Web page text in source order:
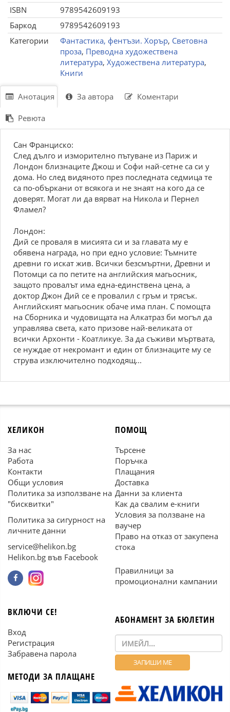
ISBN
9789542609193
Баркод
9789542609193
Категории
Фантастика, фентъзи. Хорър, Световна
проза, Преводна художествена
литература, Художествена литература,
Книги
Анотация За автора Коментари
Ревюта
Сан Франциско:
След дълго и изморително пътуване из Париж и
Лондон близнаците Джош и Софи най-сетне са си у
дома. Но след видяното през последната седмица те
са по-объркани от всякога и не знаят на кого да се
доверят. Могат ли да вярват на Никола и Пернел
Фламел?
Лондон:
Дий се проваля в мисията си и за главата му е
обявена награда, но при едно условие: Тъмните
древни го искат жив. Всички безсмъртни, Древни и
Потомци са по петите на английския магьосник,
защото провалът има една-единствена цена, а
доктор Джон Дий се е провалил с гръм и трясък.
Английският магьосник обаче има план. С помощта
на Сборника и чудовищата на Алкатраз би могъл да
управлява света, като призове най-великата от
всички Архонти - Коатликуе. За да съживи мъртвата,
се нуждае от некромант и един от близнаците му се
струва изключително подходящ...
ХЕЛИКОН
За нас
Работа
Контакти
Общи условия
Политика за използване на
"бисквитки"
Политика за сигурност на
личните данни
service@helikon.bg
Helikon.bg във Facebook
ПОМОЩ
Търсене
Поръчка
Плащания
Доставка
Данни за клиента
Как да свалим е-книги
Условия за ползване на
ваучер
Право на отказ от закупена
стока
Правилници за
промоционални кампании
ВКЛЮЧИ СЕ!
Вход
Регистрация
Забравена парола
МЕТОДИ ЗА ПЛАЩАНЕ
АБОНАМЕНТ ЗА БЮЛЕТИН